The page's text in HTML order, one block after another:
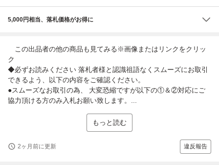
5,000円相当、落札価格がお得に
この出品者の他の商品も見てみる※画像またはリンクをクリッ
ク
◆必ずお読みください 落札者様と認識祖語なくスムーズにお取引
できるよう、以下の内容をご確認ください。
●スムーズなお取引の為、 大変恐縮ですが以下の①＆②対応にご
協力頂ける方のみ入札お願い致します。...
もっと読む
2ヶ月前に更新 違反報告